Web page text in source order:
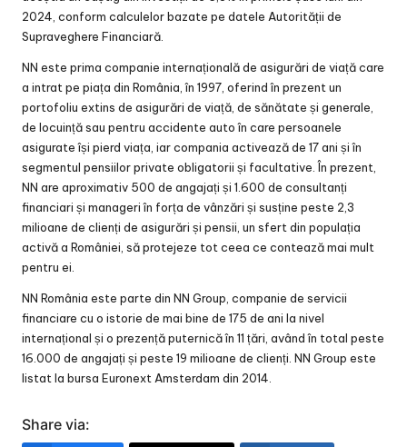
2024, conform calculelor bazate pe datele Autorității de
Supraveghere Financiară.
NN este prima companie internațională de asigurări de viață care
a intrat pe piața din România, în 1997, oferind în prezent un
portofoliu extins de asigurări de viață, de sănătate și generale,
de locuință sau pentru accidente auto în care persoanele
asigurate își pierd viața, iar compania activează de 17 ani și în
segmentul pensiilor private obligatorii și facultative. În prezent,
NN are aproximativ 500 de angajați și 1.600 de consultanți
financiari și manageri în forța de vânzări și susține peste 2,3
milioane de clienți de asigurări și pensii, un sfert din populația
activă a României, să protejeze tot ceea ce contează mai mult
pentru ei.
NN România este parte din NN Group, companie de servicii
financiare cu o istorie de mai bine de 175 de ani la nivel
internațional și o prezență puternică în 11 țări, având în total peste
16.000 de angajați și peste 19 milioane de clienți. NN Group este
listat la bursa Euronext Amsterdam din 2014.
Share via: